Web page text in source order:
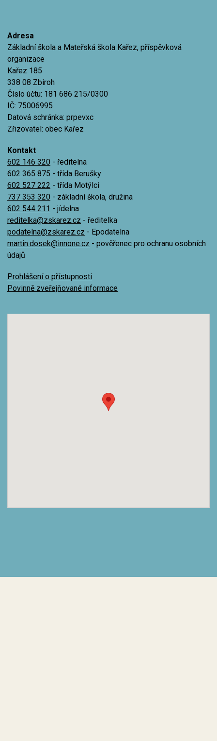
Adresa
Základní škola a Mateřská škola Kařez, příspěvková
organizace
Kařez 185
338 08 Zbiroh
Číslo účtu: 181 686 215/0300
IČ: 75006995
Datová schránka: prpevxc
Zřizovatel: obec Kařez
Kontakt
602 146 320 - ředitelna
602 365 875 - třída Berušky
602 527 222 - třída Motýlci
737 353 320 - základní škola, družina
602 544 211 - jídelna
reditelka@zskarez.cz - ředitelka
podatelna@zskarez.cz - Epodatelna
martin.dosek@innone.cz - pověřenec pro ochranu osobních
údajů
Prohlášení o přístupnosti
Povinně zveřejňované informace